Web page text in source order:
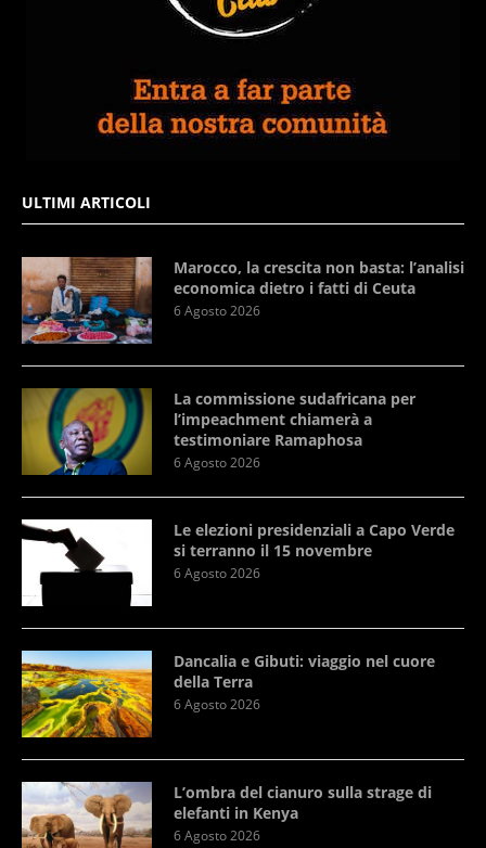
ULTIMI ARTICOLI
Marocco, la crescita non basta: l’analisi
economica dietro i fatti di Ceuta
6 Agosto 2026
La commissione sudafricana per
l’impeachment chiamerà a
testimoniare Ramaphosa
6 Agosto 2026
Le elezioni presidenziali a Capo Verde
si terranno il 15 novembre
6 Agosto 2026
Dancalia e Gibuti: viaggio nel cuore
della Terra
6 Agosto 2026
L’ombra del cianuro sulla strage di
elefanti in Kenya
6 Agosto 2026